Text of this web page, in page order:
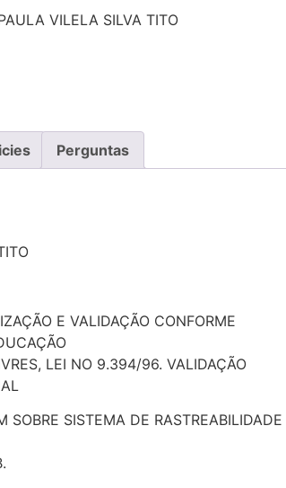
VILELA SILVA TITO
Perguntas
E VALIDAÇÃO CONFORME
LEI NO 9.394/96. VALIDAÇÃO
SOBRE SISTEMA DE RASTREABILIDADE